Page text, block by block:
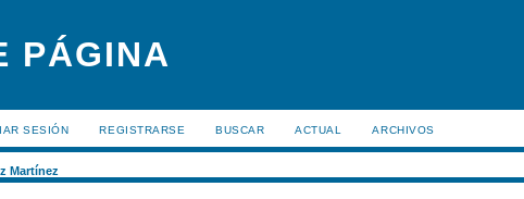
SESIÓN REGISTRARSE BUSCAR ACTUAL ARCHIVOS
Martínez